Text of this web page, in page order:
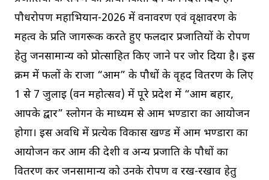
पौधरोपण महाभियान-2026 में वनावरण एवं वृक्षावरण के
महत्व के प्रति जागरूक करते हुए फलदार प्रजातियों के रोपण
हेतु जनसामान्य को प्रोत्साहित किए जाने पर जोर दिया है। इस
क्रम में फलों के राजा “आम” के पौधों के वृहद वितरण के लिए
1 से 7 जुलाई (वन महोत्सव) में पूरे प्रदेश में “आम बहार,
आपके द्वार” स्लोगन के माध्यम से आम भण्डारा का आयोजन
होगा। इस अवधि में प्रत्येक विकास खण्ड में आम भण्डारा का
आयोजन कर आम की देशी व अन्य प्रजाति के पौधों का
वितरण कर जनसामान्य को उनके रोपण व रख-रखाव हेतु